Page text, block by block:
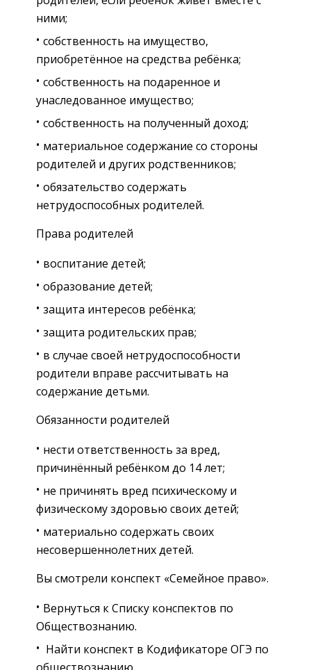
ними;
собственность на имущество,
приобретённое на средства ребёнка;
собственность на подаренное и
унаследованное имущество;
собственность на полученный доход;
материальное содержание со стороны
родителей и других родственников;
обязательство содержать
нетрудоспособных родителей.
Права родителей
воспитание детей;
образование детей;
защита интересов ребёнка;
защита родительских прав;
в случае своей нетрудоспособности
родители вправе рассчитывать на
содержание детьми.
Обязанности родителей
нести ответственность за вред,
причинённый ребёнком до 14 лет;
не причинять вред психическому и
физическому здоровью своих детей;
материально содержать своих
несовершеннолетних детей.
Вы смотрели конспект «Семейное право».
Вернуться к Списку конспектов по
Обществознанию.
Найти конспект в Кодификаторе ОГЭ по